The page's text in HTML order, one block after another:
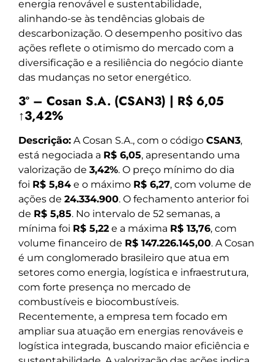
energia renovável e sustentabilidade,
alinhando-se às tendências globais de
descarbonização. O desempenho positivo das
ações reflete o otimismo do mercado com a
diversificação e a resiliência do negócio diante
das mudanças no setor energético.
3º – Cosan S.A. (CSAN3) | R$ 6,05
↑3,42%
Descrição: A Cosan S.A., com o código CSAN3,
está negociada a R$ 6,05, apresentando uma
valorização de 3,42%. O preço mínimo do dia
foi R$ 5,84 e o máximo R$ 6,27, com volume de
ações de 24.334.900. O fechamento anterior foi
de R$ 5,85. No intervalo de 52 semanas, a
mínima foi R$ 5,22 e a máxima R$ 13,76, com
volume financeiro de R$ 147.226.145,00. A Cosan
é um conglomerado brasileiro que atua em
setores como energia, logística e infraestrutura,
com forte presença no mercado de
combustíveis e biocombustíveis.
Recentemente, a empresa tem focado em
ampliar sua atuação em energias renováveis e
logística integrada, buscando maior eficiência e